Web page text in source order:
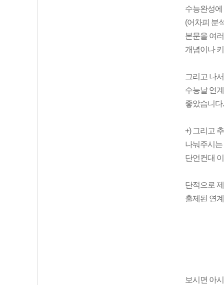
수능완성
(어차피 분
본문을 여
개념이나
그리고 나
수능날 연
좋았습니다.
+) 그리고
나눠주시
단언컨대
단적으로
출제된 연
보시면 아